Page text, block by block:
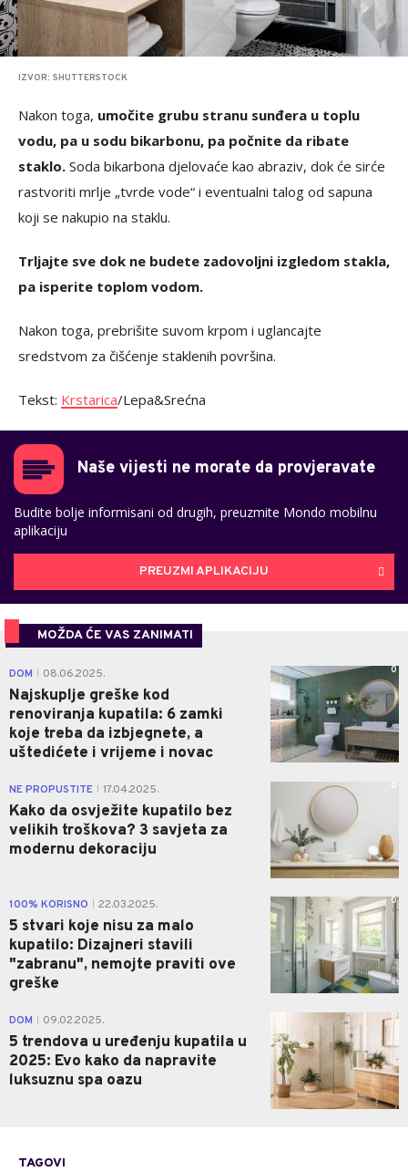
IZVOR: SHUTTERSTOCK
Nakon toga, umočite grubu stranu sunđera u toplu
vodu, pa u sodu bikarbonu, pa počnite da ribate
staklo. Soda bikarbona djelovaće kao abraziv, dok će sirće
rastvoriti mrlje „tvrde vode“ i eventualni talog od sapuna
koji se nakupio na staklu.
Trljajte sve dok ne budete zadovoljni izgledom stakla,
pa isperite toplom vodom.
Nakon toga, prebrišite suvom krpom i uglancajte
sredstvom za čišćenje staklenih površina.
Tekst: Krstarica/Lepa&Srećna
Naše vijesti ne morate da provjeravate
Budite bolje informisani od drugih, preuzmite Mondo mobilnu
aplikaciju
PREUZMI APLIKACIJU
MOŽDA ĆE VAS ZANIMATI
DOM 08.06.2025.
Najskuplje greške kod
renoviranja kupatila: 6 zamki
koje treba da izbjegnete, a
uštedićete i vrijeme i novac
0
NE PROPUSTITE 17.04.2025.
Kako da osvježite kupatilo bez
velikih troškova? 3 savjeta za
modernu dekoraciju
0
100% KORISNO 22.03.2025.
5 stvari koje nisu za malo
kupatilo: Dizajneri stavili
"zabranu", nemojte praviti ove
greške
0
DOM 09.02.2025.
5 trendova u uređenju kupatila u
2025: Evo kako da napravite
luksuznu spa oazu
0
TAGOVI